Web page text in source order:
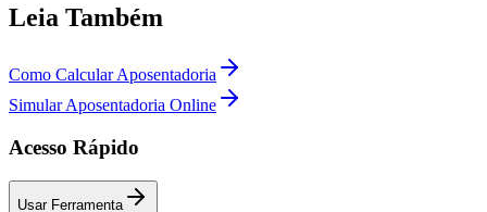
Leia Também
Como Calcular Aposentadoria
Simular Aposentadoria Online
Acesso Rápido
Usar Ferramenta